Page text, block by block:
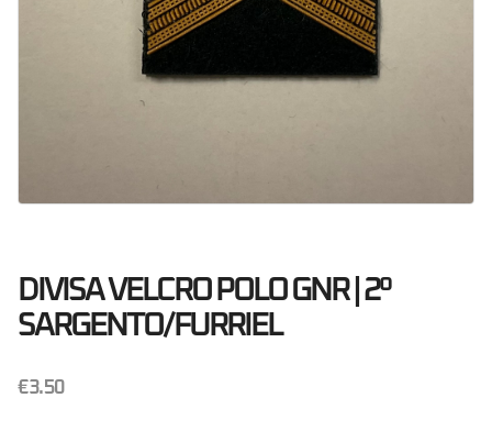
DIVISA VELCRO POLO GNR | 2º
SARGENTO/FURRIEL
€3.50